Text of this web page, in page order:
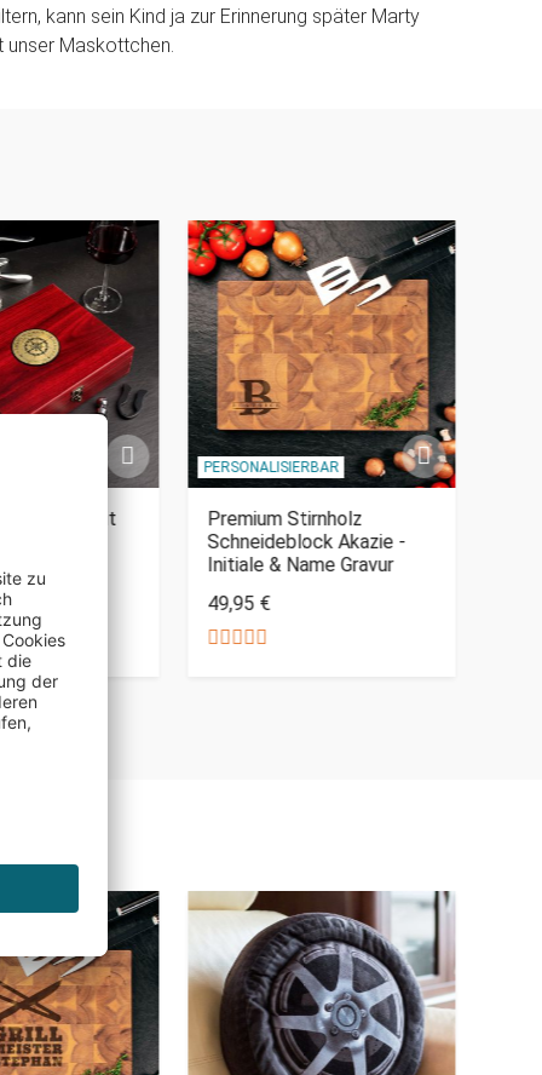
kann sein Kind ja zur Erinnerung später Marty
unser Maskottchen.
Set mit
PERSONALISIERBAR
Premium Stirnholz
Schneideblock Akazie -
Initiale & Name Gravur
49,95 €